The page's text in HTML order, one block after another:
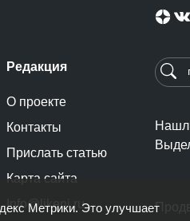
Редакция
О проекте
Контакты
Прислать статью
Карта сайта
Info@likeni.ru
Метрики. Это улучшает